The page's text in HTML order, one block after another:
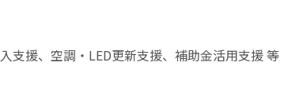
支援、空調・LED更新支援、補助金活用支援 等